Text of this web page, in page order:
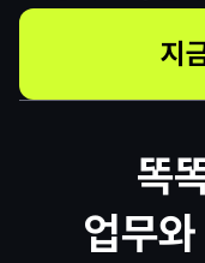
지
똑
업무